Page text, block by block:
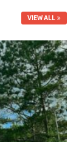
VIEW ALL